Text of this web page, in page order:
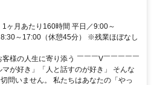
ヶ月あたり160時間 平日／9:00～
～17:00（休憩45分） ※残業ほぼなし
様の人生に寄り添う ￣￣￣V￣￣￣￣￣
が好き」「人と話すのが好き」 そんな
問いません。 私たちはあなたの「やっ